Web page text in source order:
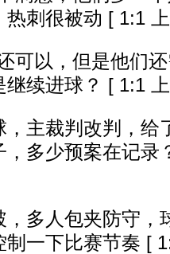
刺很被动 [ 1:1
以，但是他们还
续进球？ [ 1:1
主裁判改判，给
多少预案在记录
多人包夹防守，
一下比赛节奏 [